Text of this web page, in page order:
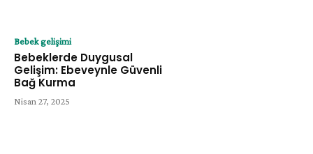
Bebek gelişimi
Bebeklerde Duygusal
Gelişim: Ebeveynle Güvenli
Bağ Kurma
Nisan 27, 2025